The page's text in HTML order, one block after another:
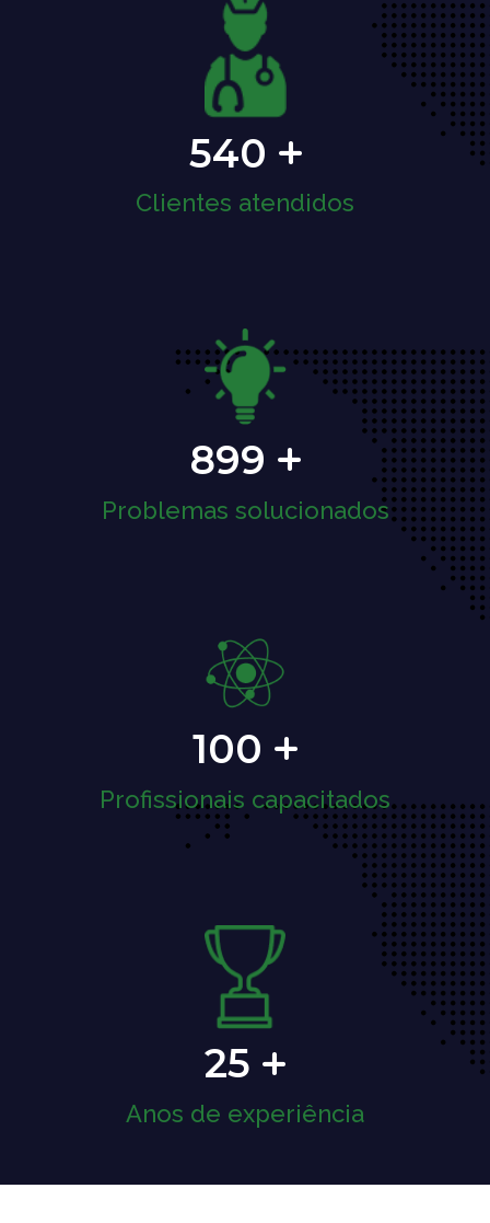
540
Clientes atendidos
899
Problemas solucionados
100
Profissionais capacitados
25
Anos de experiência